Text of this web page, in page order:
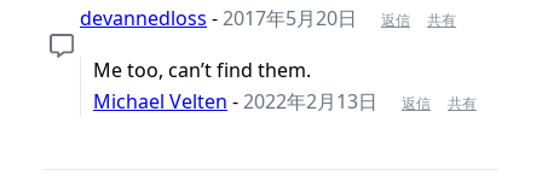
devannedloss -2017年5月20日 返信 共有
Me too, can’t find them.
Michael Velten -2022年2月13日 返信 共有